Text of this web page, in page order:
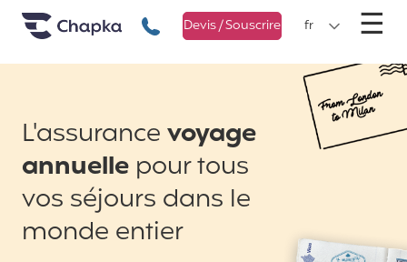
Chapka Assurances Voyages
+33 1 74 85 50 50
Devis / Souscrire fr ☰
L'assurancevoyage
annuelle pour tous
vos séjours dans le
monde entier